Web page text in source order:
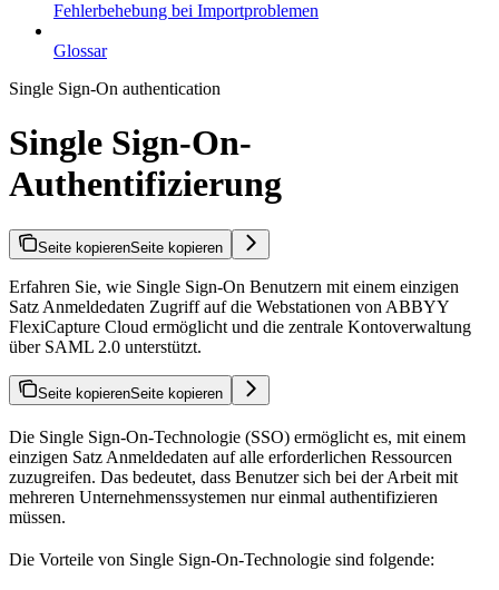
Fehlerbehebung bei Importproblemen
Glossar
Single Sign-On authentication
Single Sign-On-
Authentifizierung
Seite kopierenSeite kopieren
Erfahren Sie, wie Single Sign-On Benutzern mit einem einzigen
Satz Anmeldedaten Zugriff auf die Webstationen von ABBYY
FlexiCapture Cloud ermöglicht und die zentrale Kontoverwaltung
über SAML 2.0 unterstützt.
Seite kopierenSeite kopieren
Die Single Sign-On-Technologie (SSO) ermöglicht es, mit einem
einzigen Satz Anmeldedaten auf alle erforderlichen Ressourcen
zuzugreifen. Das bedeutet, dass Benutzer sich bei der Arbeit mit
mehreren Unternehmenssystemen nur einmal authentifizieren
müssen.
Die Vorteile von Single Sign-On-Technologie sind folgende: